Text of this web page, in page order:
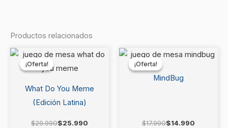
Sé el primero en valorar
“Etherstone”
para publicar una valoración.
Productos relacionados
¡Oferta!
¡Oferta!
What Do You Meme
(Edición Latina)
$29.990
El
original
$29.990.
$25.990
El
actual
$25.990.
¡Oferta!
¡Oferta!
MindBug
$17.990
El
era:
$14.990
El
es: